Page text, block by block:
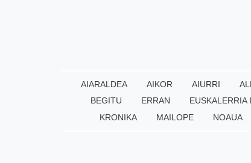
AIARALDEA AIKOR AIURRI
BEGITU
ERRAN EUSKALERRIA
KRONIKA
MAILOPE NOAUA